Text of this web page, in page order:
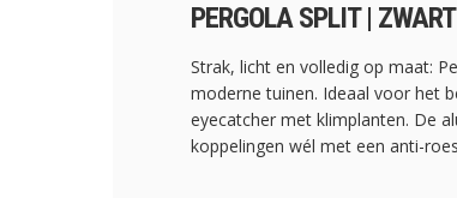
PERGOLA SPLIT |
Strak, licht en volledig op maat:
moderne tuinen. Ideaal voor het
eyecatcher met klimplanten. De
koppelingen wél met een anti-